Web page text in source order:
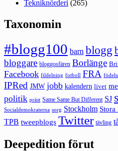
Tekniknörderi (265)
Taxonomin
#blogg100 barn blogg
bloggare bloggosfären Borlänge
Facebook fildelning fotboll FRA
IPRed JMW jobb kalendern livet
politik präst Same Same But Different SJ
Socialdemokraterna sorg Stockholm
TPB tweepblogs Twitter tävling
Deepedition förut